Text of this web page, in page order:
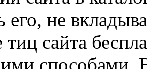
его, не
тиц сайта
способами.